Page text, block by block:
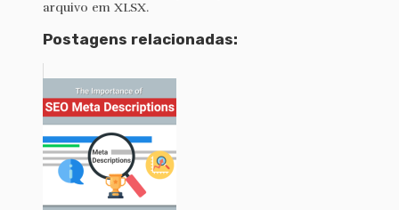
arquivo em XLSX.
Postagens relacionadas: